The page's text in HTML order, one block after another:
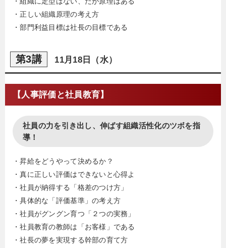
・正しい組織原理の考え方
・部門利益目標は社長の目標である
第3講 11月18日（水）
【人事評価と社員教育】
社員の力を引き出し、伸ばす組織活性化のツボを指
導！
・昇給をどうやって決めるか？
・真に正しい評価はできないと心得よ
・社員が納得する「格差のつけ方」
・具体的な「評価基準」の考え方
・社員がグングン育つ「２つの実務」
・社員教育の教師は「お客様」である
・社長の夢を実現する幹部の育て方